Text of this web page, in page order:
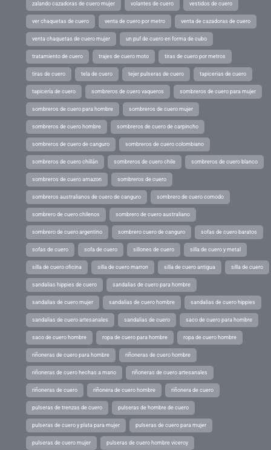
zalando cazadoras de cuero mujer volantes de cuero vestidos de cuero
ver chaquetas de cuero venta de cuero por metro venta de cazadoras de cuero
venta chaquetas de cuero mujer un puf de cuero en forma de cubo
tratamiento de cuero trajes de cuero moto tiras de cuero por metros
tiras de cuero tela de cuero tejer pulseras de cuero tapicerias de cuero
tapicería de cuero sombreros de cuero vaqueros sombreros de cuero para mujer
sombreros de cuero para hombre sombreros de cuero mujer
sombreros de cuero hombre sombreros de cuero de carpincho
sombreros de cuero de canguro sombreros de cuero colombiano
sombreros de cuero chillán sombreros de cuero chile sombreros de cuero blanco
sombreros de cuero amazon sombreros de cuero
sombreros australianos de cuero de canguro sombrero de cuero comodo
sombrero de cuero chilenos sombrero de cuero australiano
sombrero de cuero argentino sombrero cuero de canguro sofas de cuero baratos
sofas de cuero sofa de cuero sillones de cuero silla de cuero y metal
silla de cuero oficina silla de cuero marron silla de cuero antigua silla de cuero
sandalias hippies de cuero sandalias de cuero para hombre
sandalias de cuero mujer sandalias de cuero hombre sandalias de cuero hippies
sandalias de cuero artesanales sandalias de cuero saco de cuero para hombre
saco de cuero hombre ropa de cuero para hombre ropa de cuero hombre
riñoneras de cuero para hombre riñoneras de cuero hombre
riñoneras de cuero hechas a mano riñoneras de cuero artesanales
riñoneras de cuero riñonera de cuero hombre riñonera de cuero
pulseras de trenzas de cuero pulseras de hombre de cuero
pulseras de cuero y plata para mujer pulseras de cuero para mujer
pulseras de cuero mujer pulseras de cuero hombre viceroy